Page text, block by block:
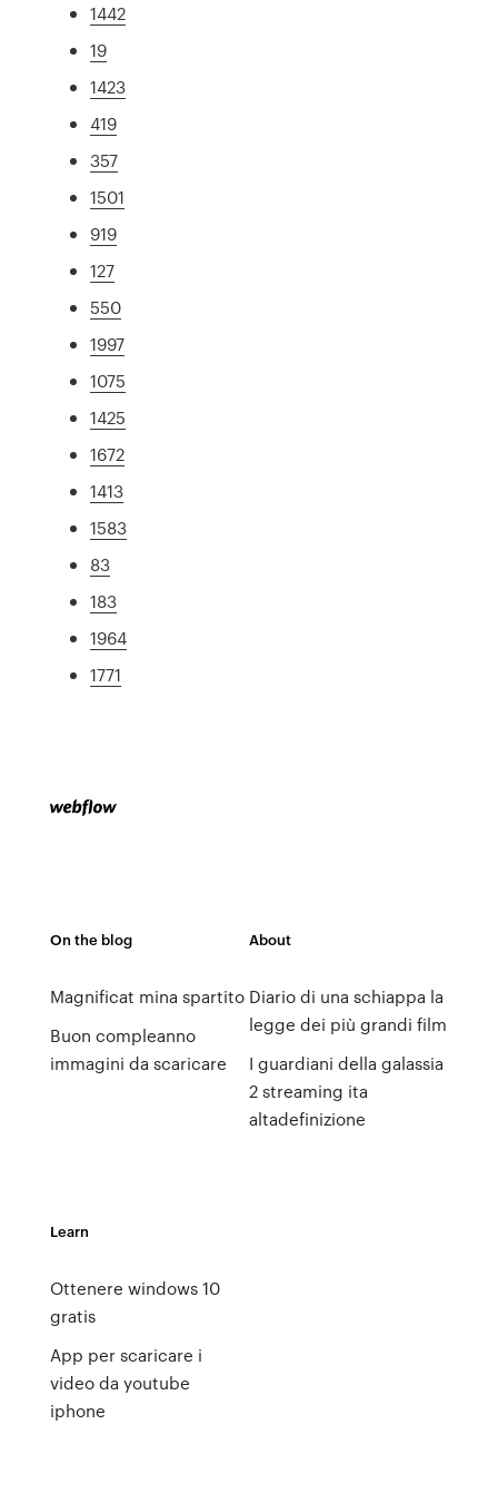
1442
19
1423
419
357
1501
919
127
550
1997
1075
1425
1672
1413
1583
83
183
1964
1771
On the blog
Magnificat mina spartito
Buon compleanno
immagini da scaricare
About
Diario di una schiappa la
legge dei più grandi film
I guardiani della galassia
2 streaming ita
altadefinizione
Learn
Ottenere windows 10
gratis
App per scaricare i
video da youtube
iphone